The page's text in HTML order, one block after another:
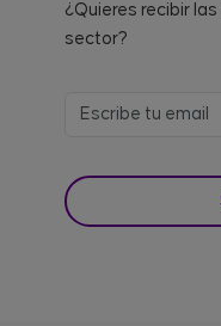
¿Quieres recibir
sector?